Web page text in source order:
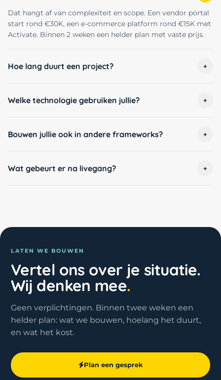
Dat hangt af van complexiteit en scope. Een vendor portal
start rond €30K, een e-commerce platform rond €15K met
Activate. Binnen 2 weken een helder plan met vaste prijs.
Hoe lang duurt een project? +
Welke technologie gebruiken jullie? +
Bouwen jullie ook in andere frameworks? +
Wat gebeurt er na livegang? +
LATEN WE BOUWEN
Vertel ons over je situatie.
Wij denken mee.
Geen verplichtingen. Binnen twee weken een
helder plan: wat we bouwen, hoelang het duurt,
en wat het kost.
Plan een gesprek